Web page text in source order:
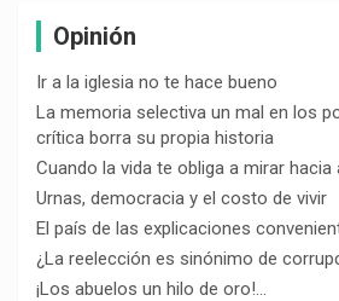
Opinión
Ir a la iglesia no te hace bueno
La memoria selectiva un mal en los
crítica borra su propia historia
Cuando la vida te obliga a mirar hacia
Urnas, democracia y el costo de vivir
El país de las explicaciones
¿La reelección es sinónimo de
¡Los abuelos un hilo de oro!…